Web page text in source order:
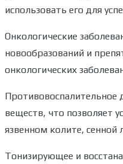
использовать его для
Онкологические
новообразований и
онкологических
Противовоспалительное
веществ, что позволяет
язвенном колите,
Тонизирующее и